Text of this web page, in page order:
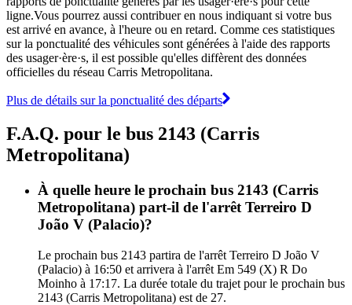
ligne.Vous pourrez aussi contribuer en nous indiquant si votre bus
est arrivé en avance, à l'heure ou en retard. Comme ces statistiques
sur la ponctualité des véhicules sont générées à l'aide des rapports
des usager·ère·s, il est possible qu'elles diffèrent des données
officielles du réseau Carris Metropolitana.
Plus de détails sur la ponctualité des départs
F.A.Q. pour le bus 2143 (Carris
Metropolitana)
À quelle heure le prochain bus 2143 (Carris
Metropolitana) part-il de l'arrêt Terreiro D
João V (Palacio)?
Le prochain bus 2143 partira de l'arrêt Terreiro D João V
(Palacio) à 16:50 et arrivera à l'arrêt Em 549 (X) R Do
Moinho à 17:17. La durée totale du trajet pour le prochain bus
2143 (Carris Metropolitana) est de 27.